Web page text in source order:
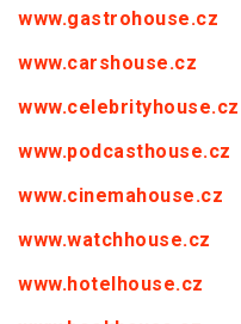
www.gastrohouse.cz
www.carshouse.cz
www.celebrityhouse.cz
www.podcasthouse.cz
www.cinemahouse.cz
www.watchhouse.cz
www.hotelhouse.cz